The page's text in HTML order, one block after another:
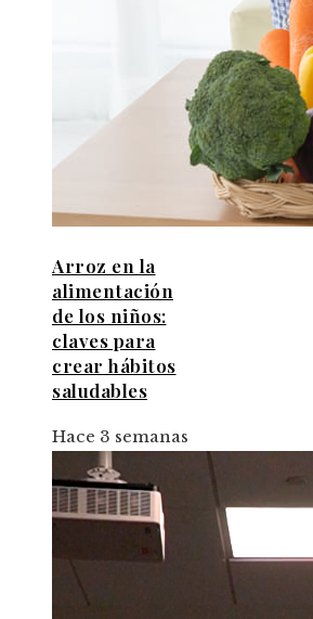
Arroz en la
alimentación
de los niños:
claves para
crear hábitos
saludables
Hace 3 semanas